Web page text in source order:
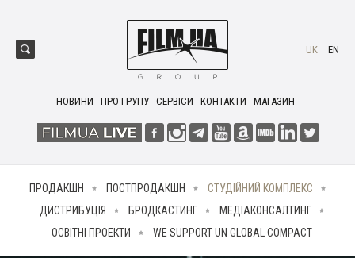
НОВИНИ ПРО ГРУПУ СЕРВІСИ КОНТАКТИ МАГАЗИН
UK EN
ПРОДАКШН ПОСТПРОДАКШН
СТУДІЙНИЙ КОМПЛЕКС
ДИСТРИБУЦІЯ
БРОДКАСТИНГ
МЕДІАКОНСАЛТИНГ
ОСВІТНІ ПРОЕКТИ
WE SUPPORT UN GLOBAL COMPACT